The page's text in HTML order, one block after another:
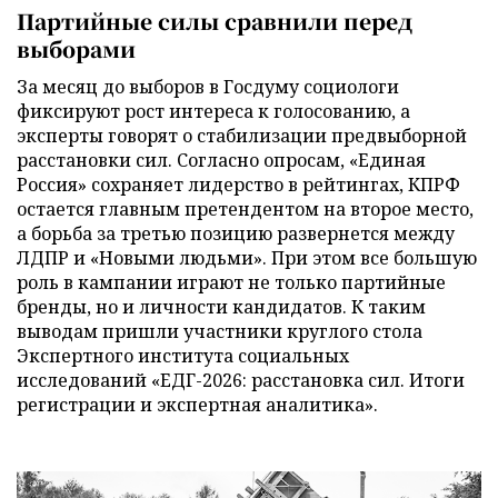
Партийные силы сравнили перед
выборами
За месяц до выборов в Госдуму социологи
фиксируют рост интереса к голосованию, а
эксперты говорят о стабилизации предвыборной
расстановки сил. Согласно опросам, «Единая
Россия» сохраняет лидерство в рейтингах, КПРФ
остается главным претендентом на второе место,
а борьба за третью позицию развернется между
ЛДПР и «Новыми людьми». При этом все большую
роль в кампании играют не только партийные
бренды, но и личности кандидатов. К таким
выводам пришли участники круглого стола
Экспертного института социальных
исследований «ЕДГ-2026: расстановка сил. Итоги
регистрации и экспертная аналитика».